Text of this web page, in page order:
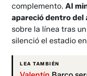
complemento.Al
apareció dentro del
sobre la línea tras
silenció el estadio
LEA TAMBIÉN